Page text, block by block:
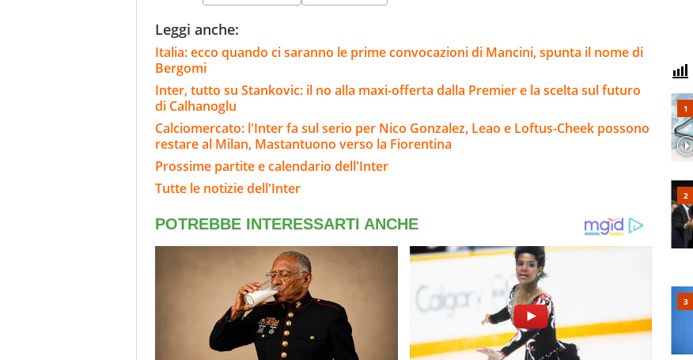
Leggi anche:
Italia: ecco quando ci saranno le prime convocazioni di Mancini, spunta il nome di
Bergomi
Inter, tutto su Stankovic: il no alla maxi-offerta dalla Premier e la scelta sul futuro
di Calhanoglu
Calciomercato: l'Inter fa sul serio per Nico Gonzalez, Leao e Loftus-Cheek possono
restare al Milan, Mastantuono verso la Fiorentina
Prossime partite e calendario dell'Inter
Tutte le notizie dell'Inter